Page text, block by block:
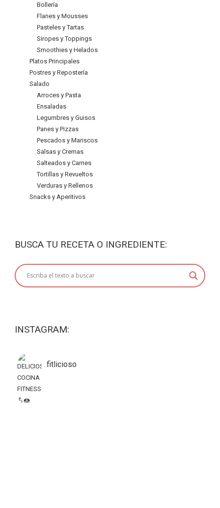
Bollería
Flanes y Mousses
Pasteles y Tartas
Siropes y Toppings
Smoothies y Helados
Platos Principales
Postres y Repostería
Salado
Arroces y Pasta
Ensaladas
Legumbres y Guisos
Panes y Pizzas
Pescados y Mariscos
Salsas y Cremas
Salteados y Carnes
Tortillas y Revueltos
Verduras y Rellenos
Snacks y Aperitivos
BUSCA TU RECETA O INGREDIENTE:
INSTAGRAM:
fitlicioso